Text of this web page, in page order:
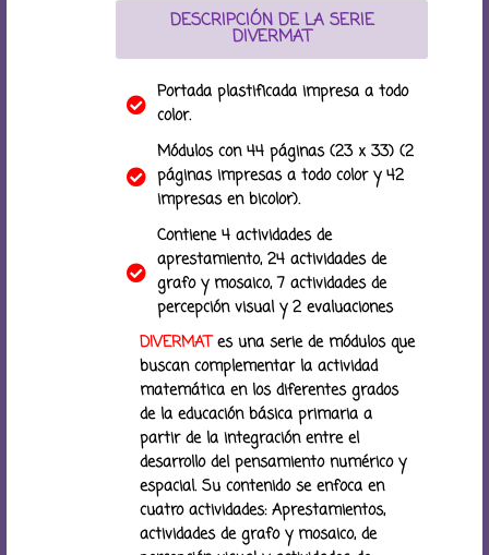
DESCRIPCIÓN DE LA SERIE
DIVERMAT
Portada plastificada impresa a todo
color.
Módulos con 44 páginas (23 x 33) (2
páginas impresas a todo color y 42
impresas en bicolor).
Contiene 4 actividades de
aprestamiento, 24 actividades de
grafo y mosaico, 7 actividades de
percepción visual y 2 evaluaciones
DIVERMATes una serie de módulos que
buscan complementar la actividad
matemática en los diferentes grados
de la educación básica primaria a
partir de la integración entre el
desarrollo del pensamiento numérico y
espacial. Su contenido se enfoca en
cuatro actividades: Aprestamientos,
actividades de grafo y mosaico, de